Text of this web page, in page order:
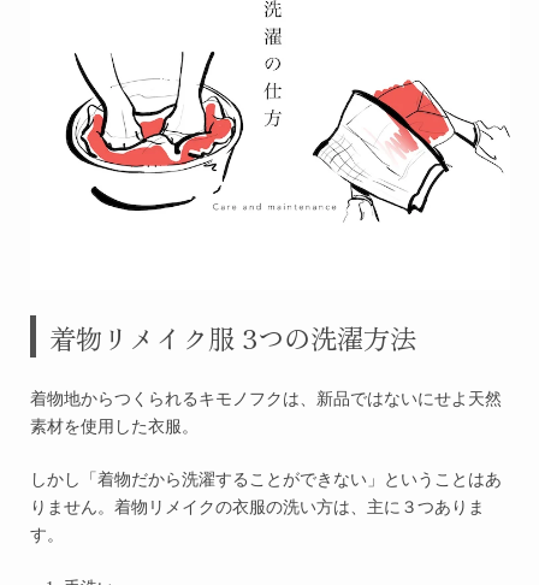
着物リメイク服 3つの洗濯方法
着物地からつくられるキモノフクは、新品ではないにせよ天然
素材を使用した衣服。
しかし「着物だから洗濯することができない」ということはあ
りません。着物リメイクの衣服の洗い方は、主に３つありま
す。